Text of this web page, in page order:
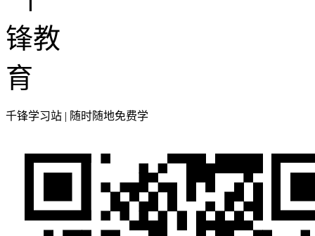
千锋学习站 | 随时随地免费学